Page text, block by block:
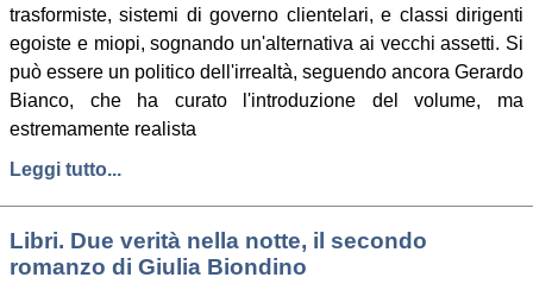
trasformiste, sistemi di governo clientelari, e classi dirigenti
egoiste e miopi, sognando un'alternativa ai vecchi assetti. Si
può essere un politico dell'irrealtà, seguendo ancora Gerardo
Bianco, che ha curato l'introduzione del volume, ma
estremamente realista
Leggi tutto...
Libri. Due verità nella notte, il secondo
romanzo di Giulia Biondino